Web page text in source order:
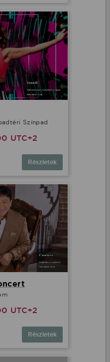
Színpad
UTC+2
Részletek
UTC+2
Részletek